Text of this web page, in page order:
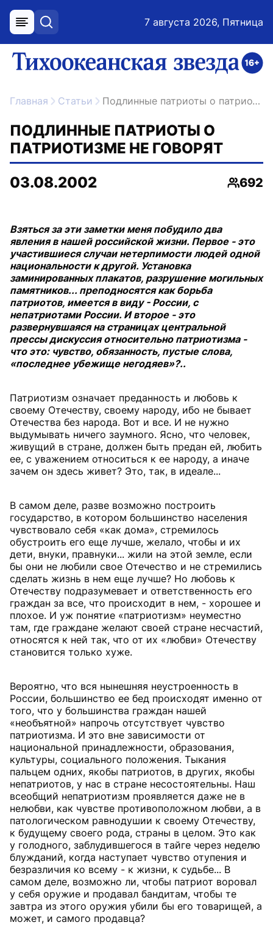
меню поиск 7 августа 2026, Пятница
ссылка на главную
Главная Статьи Подлинные патриоты о патриотизме не говорят
ПОДЛИННЫЕ ПАТРИОТЫ О
ПАТРИОТИЗМЕ НЕ ГОВОРЯТ
03.08.2002
692
Взяться за эти заметки меня побудило два
явления в нашей российской жизни. Первое - это
участившиеся случаи нетерпимости людей одной
национальности к другой. Установка
заминированных плакатов, разрушение могильных
памятников... преподносятся как борьба
патриотов, имеется в виду - России, с
непатриотами России. И второе - это
развернувшаяся на страницах центральной
прессы дискуссия относительно патриотизма -
что это: чувство, обязанность, пустые слова,
«последнее убежище негодяев»?..
Патриотизм означает преданность и любовь к
своему Отечеству, своему народу, ибо не бывает
Отечества без народа. Вот и все. И не нужно
выдумывать ничего заумного. Ясно, что человек,
живущий в стране, должен быть предан ей, любить
ее, с уважением относиться к ее народу, а иначе
зачем он здесь живет? Это, так, в идеале...
В самом деле, разве возможно построить
государство, в котором большинство населения
чувствовало себя «как дома», стремилось
обустроить его еще лучше, желало, чтобы и их
дети, внуки, правнуки... жили на этой земле, если
бы они не любили свое Отечество и не стремились
сделать жизнь в нем еще лучше? Но любовь к
Отечеству подразумевает и ответственность его
граждан за все, что происходит в нем, - хорошее и
плохое. И уж понятие «патриотизм» неуместно
там, где граждане желают своей стране несчастий,
относятся к ней так, что от их «любви» Отечеству
становится только хуже.
Вероятно, что вся нынешняя неустроенность в
России, большинство ее бед происходят именно от
того, что у большинства граждан нашей
«необъятной» напрочь отсутствует чувство
патриотизма. И это вне зависимости от
национальной принадлежности, образования,
культуры, coциaльнoго положения. Тыкания
пальцем одних, якобы патриотов, в других, якобы
непатриотов, у нас в стране несостоятельны. Наш
всеобщий непатриотизм проявляется даже не в
нелюбви, как чувстве противоположном любви, а в
патологическом равнодушии к своему Отечеству,
к будущему своего рода, страны в целом. Это как
у голодного, заблудившегося в тайге через неделю
блужданий, когда наступает чувство отупения и
безразличия ко всему - к жизни, к судьбе... В
самом деле, возможно ли, чтобы патриот воровал
у себя оружие и продавал бандитам, чтобы те
завтра из этого оружия убили бы его товарищей, а
может, и самого продавца?